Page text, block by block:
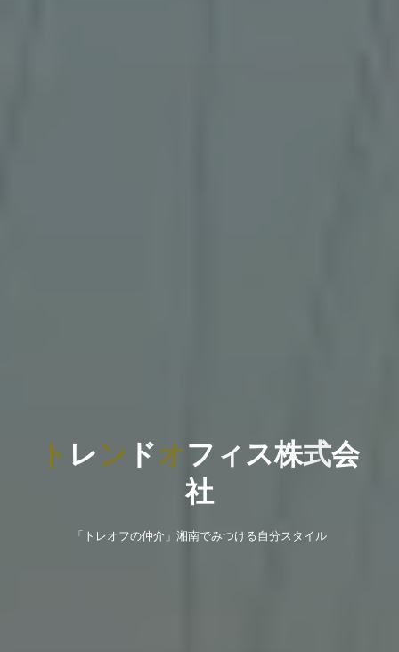
ト レン ドオフ ィス株式会
社
「トレオフの仲介」湘南でみつける自分スタイル